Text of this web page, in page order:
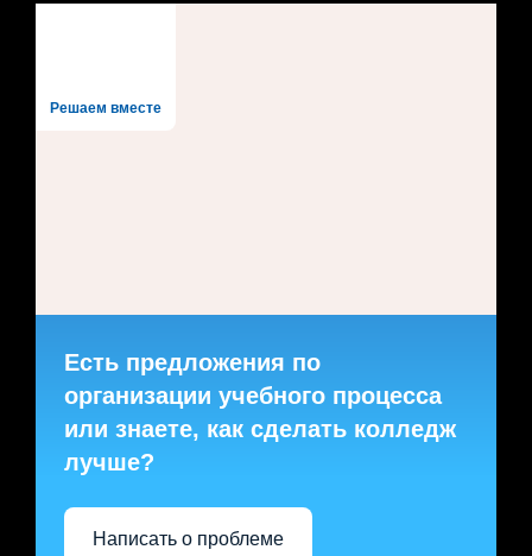
Решаем вместе
Есть предложения по
организации учебного процесса
или знаете, как сделать колледж
лучше?
Написать о проблеме